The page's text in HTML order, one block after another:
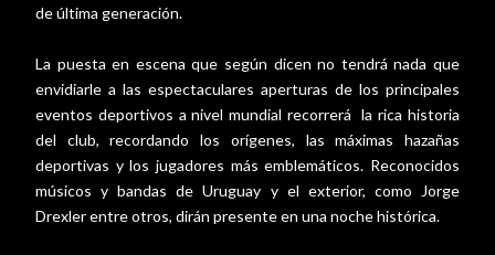
de última generación.
La puesta en escena que según dicen no tendrá nada que
envidiarle a las espectaculares aperturas de los principales
eventos deportivos a nivel mundial recorrerá la rica historia
del club, recordando los orígenes, las máximas hazañas
deportivas y los jugadores más emblemáticos. Reconocidos
músicos y bandas de Uruguay y el exterior, como Jorge
Drexler entre otros, dirán presente en una noche histórica.